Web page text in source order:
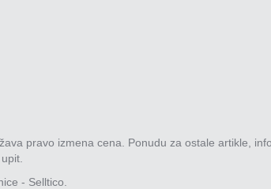
pravo izmena cena. Ponudu za ostale artikle,
- Selltico.